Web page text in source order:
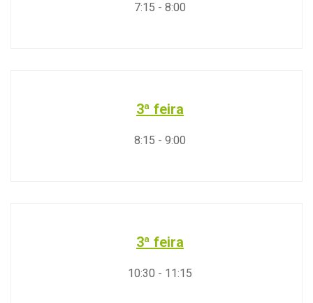
7:15 - 8:00
3ª feira
8:15 - 9:00
3ª feira
10:30 - 11:15